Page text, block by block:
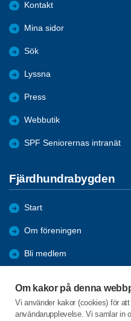
Om kakor på denna
Vi använder kakor (cookies) för
användarupplevelse. Vi samlar in
Kontakt
Mina sidor
Sök
Lyssna
Press
Webbutik
SPF Seniorernas intranät
Fjärdhundrabygden
Start
Om föreningen
Bli medlem
Sök